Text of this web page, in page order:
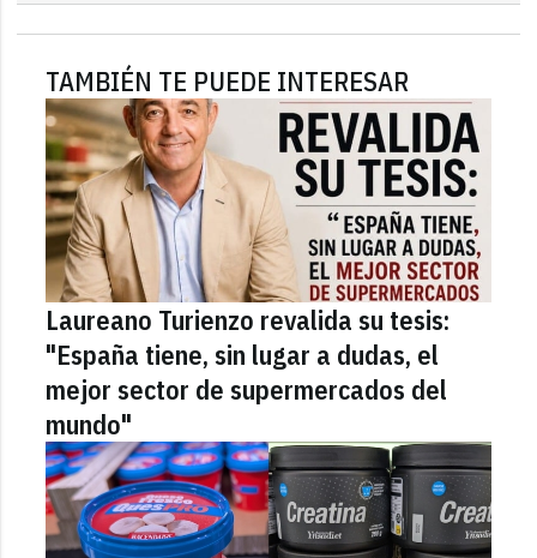
TAMBIÉN TE PUEDE INTERESAR
Laureano Turienzo revalida su tesis:
"España tiene, sin lugar a dudas, el
mejor sector de supermercados del
mundo"